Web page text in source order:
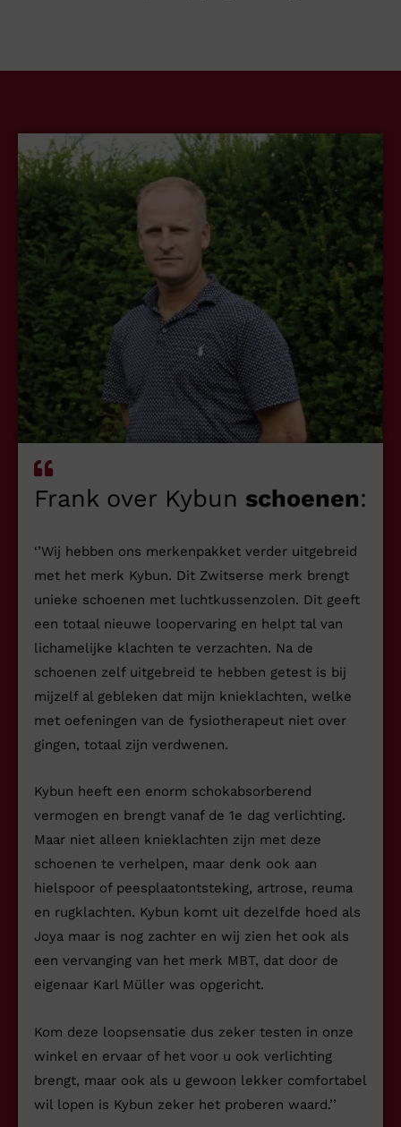
Frank over Kybun schoenen:
‘’Wij hebben ons merkenpakket verder uitgebreid
met het merk Kybun. Dit Zwitserse merk brengt
unieke schoenen met luchtkussenzolen. Dit geeft
een totaal nieuwe loopervaring en helpt tal van
lichamelijke klachten te verzachten. Na de
schoenen zelf uitgebreid te hebben getest is bij
mijzelf al gebleken dat mijn knieklachten, welke
met oefeningen van de fysiotherapeut niet over
gingen, totaal zijn verdwenen.
Kybun heeft een enorm schokabsorberend
vermogen en brengt vanaf de 1e dag verlichting.
Maar niet alleen knieklachten zijn met deze
schoenen te verhelpen, maar denk ook aan
hielspoor of peesplaatontsteking, artrose, reuma
en rugklachten. Kybun komt uit dezelfde hoed als
Joya maar is nog zachter en wij zien het ook als
een vervanging van het merk MBT, dat door de
eigenaar Karl Müller was opgericht.
Kom deze loopsensatie dus zeker testen in onze
winkel en ervaar of het voor u ook verlichting
brengt, maar ook als u gewoon lekker comfortabel
wil lopen is Kybun zeker het proberen waard.’’